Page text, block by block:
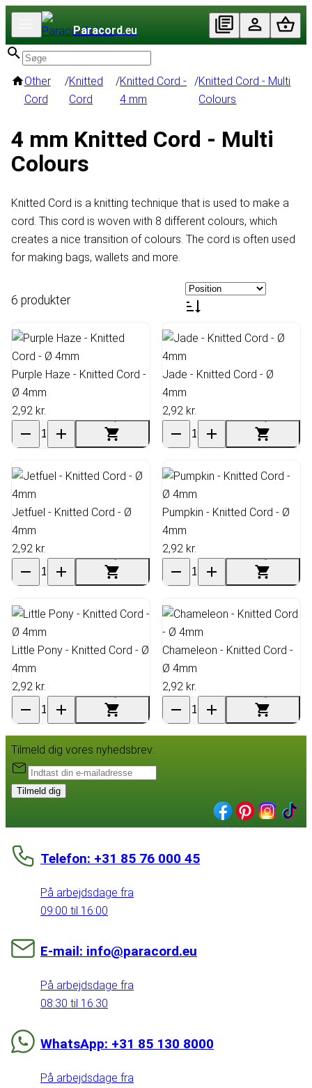
Paracord.eu
Other
Cord
/Knitted
Cord
/Knitted Cord -
4 mm
/Knitted Cord - Multi
Colours
4 mm Knitted Cord - Multi
Colours
Knitted Cord is a knitting technique that is used to make a
cord. This cord is woven with 8 different colours, which
creates a nice transition of colours. The cord is often used
for making bags, wallets and more.
6 produkter
Purple Haze - Knitted Cord -
Ø 4mm
2,92 kr.
Jade - Knitted Cord - Ø
4mm
2,92 kr.
Jetfuel - Knitted Cord - Ø
4mm
2,92 kr.
Pumpkin - Knitted Cord - Ø
4mm
2,92 kr.
Little Pony - Knitted Cord - Ø
4mm
2,92 kr.
Chameleon - Knitted Cord -
Ø 4mm
2,92 kr.
Tilmeld dig vores nyhedsbrev:
Tilmeld dig
Telefon: +31 85 76 000 45
På arbejdsdage fra
09:00 til 16:00
E-mail: info@paracord.eu
På arbejdsdage fra
08:30 til 16:30
WhatsApp: +31 85 130 8000
På arbejdsdage fra